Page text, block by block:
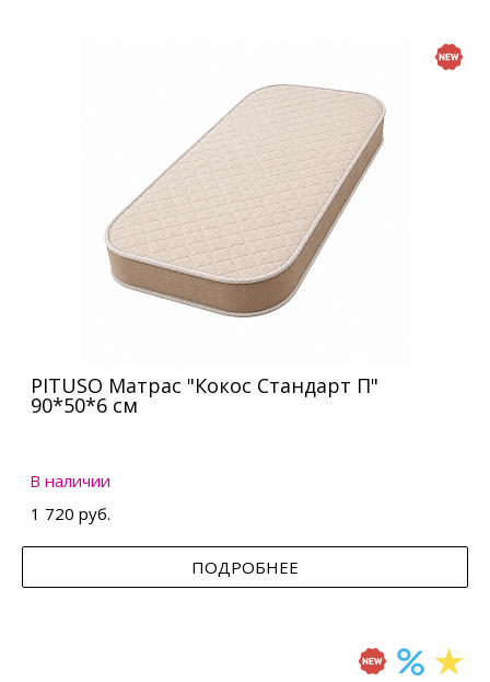
PITUSO Матрас "Кокос Стандарт П"
90*50*6 см
В наличии
1 720 руб.
ПОДРОБНЕЕ